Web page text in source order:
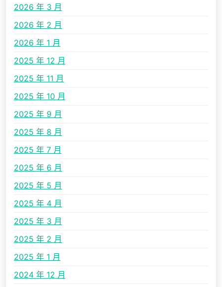
2026 年 3 月
2026 年 2 月
2026 年 1 月
2025 年 12 月
2025 年 11 月
2025 年 10 月
2025 年 9 月
2025 年 8 月
2025 年 7 月
2025 年 6 月
2025 年 5 月
2025 年 4 月
2025 年 3 月
2025 年 2 月
2025 年 1 月
2024 年 12 月